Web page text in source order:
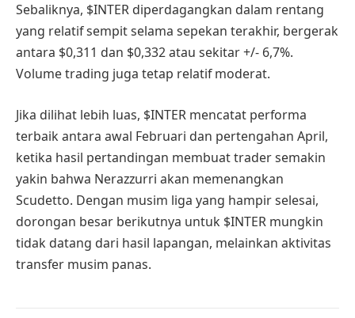
Sebaliknya, $INTER diperdagangkan dalam rentang
yang relatif sempit selama sepekan terakhir, bergerak
antara $0,311 dan $0,332 atau sekitar +/- 6,7%.
Volume trading juga tetap relatif moderat.
Jika dilihat lebih luas, $INTER mencatat performa
terbaik antara awal Februari dan pertengahan April,
ketika hasil pertandingan membuat trader semakin
yakin bahwa Nerazzurri akan memenangkan
Scudetto. Dengan musim liga yang hampir selesai,
dorongan besar berikutnya untuk $INTER mungkin
tidak datang dari hasil lapangan, melainkan aktivitas
transfer musim panas.